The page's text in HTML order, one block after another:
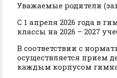
Уважаемые родители
С 1 апреля 2026 года в
классы на 2026 – 2027
В соответствии с
осуществляется прием
каждым корпусом